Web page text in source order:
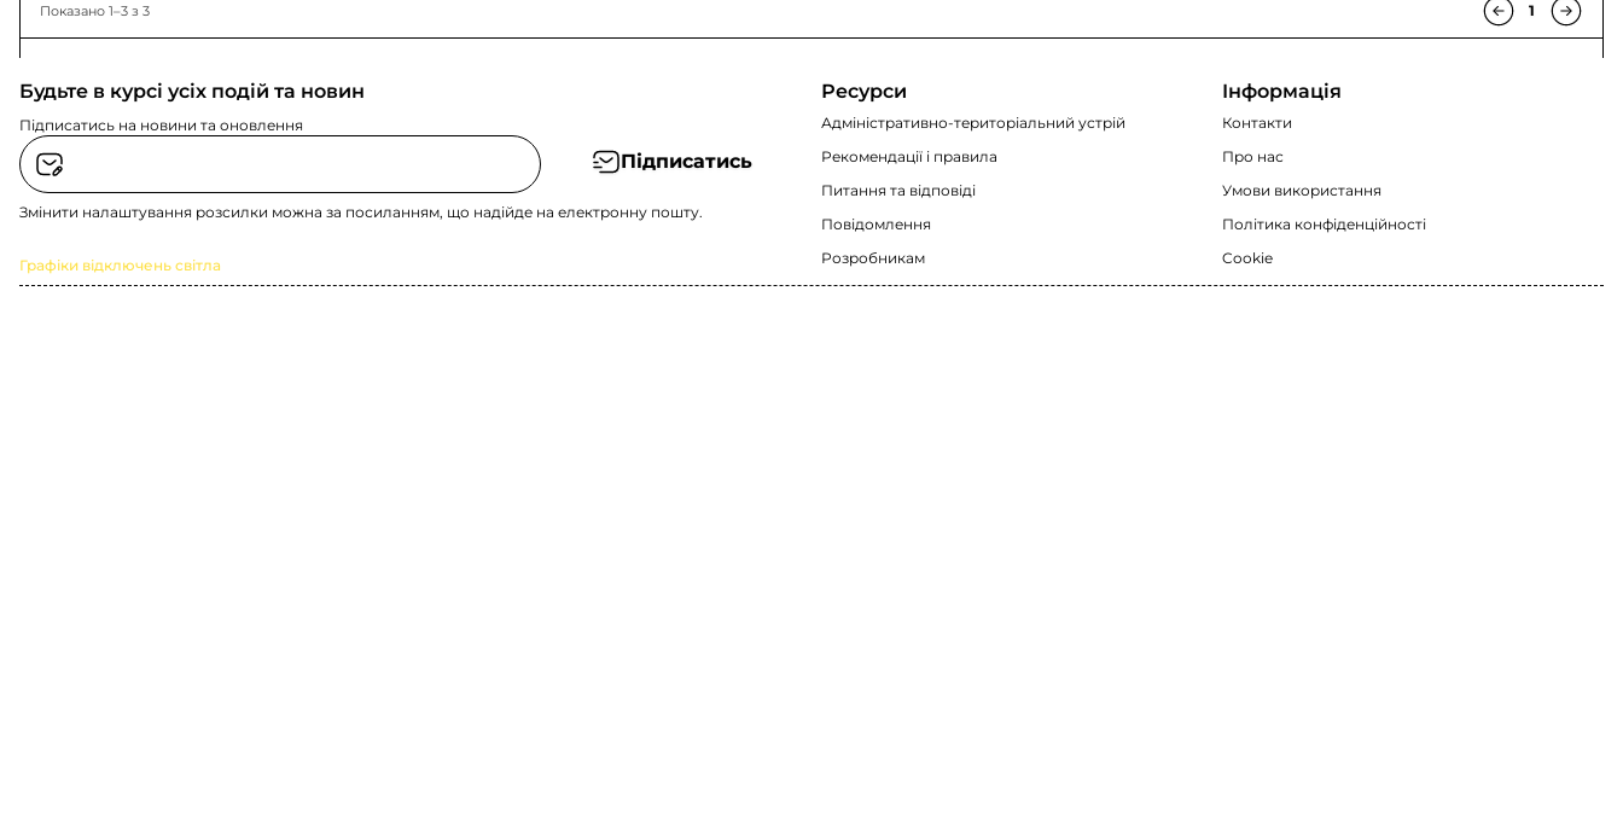
Показано 1–3 з 3 1
Будьте в курсі усіх подій та новин
Підписатись на новини та оновлення
Підписатись
Змінити налаштування розсилки можна за посиланням, що надійде на електронну пошту.
Графіки відключень світла
Ресурси
Адміністративно-територіальний устрій
Рекомендації i правила
Питання та відповіді
Повідомлення
Розробникам
Інформація
Контакти
Про нас
Умови використання
Політика конфіденційності
Cookie